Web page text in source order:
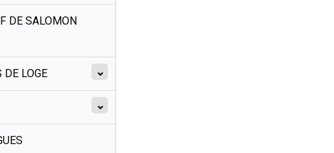
DE SALOMON
DE LOGE